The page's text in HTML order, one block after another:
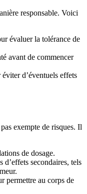
responsable. Voici
évaluer la tolérance de
avant de commencer
d’éventuels effets
exempte de risques. Il
de dosage.
secondaires, tels
permettre au corps de